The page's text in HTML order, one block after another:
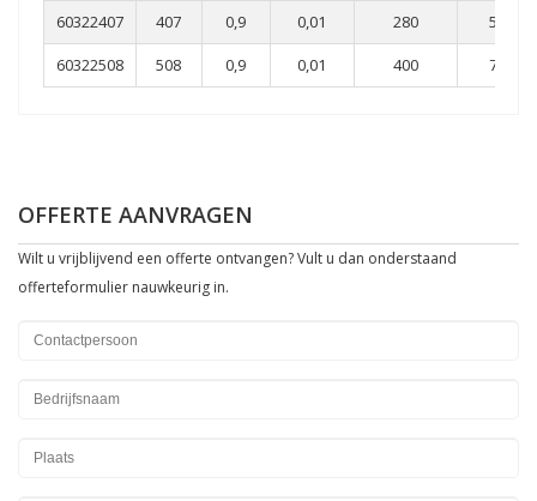
60322407
407 0,9 0,01 280
5,9
60322508
508 0,9 0,01 400 7,4
OFFERTE AANVRAGEN
Wilt u vrijblijvend een offerte ontvangen? Vult u dan onderstaand
offerteformulier nauwkeurig in.